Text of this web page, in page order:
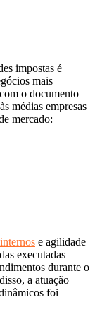
impostas é
mais
o documento
médias empresas
mercado:
e agilidade
executadas
durante o
a atuação
foi